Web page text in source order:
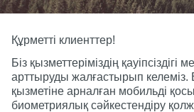
Құрметті клиенттер!
Біз қызметтеріміздің
арттыруды жалғастырып келеміз.
қызметіне арналған мобильді
биометриялық сәйкестендіру